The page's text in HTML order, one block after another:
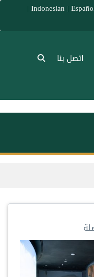
Indonesian |
|
اتصل بنا